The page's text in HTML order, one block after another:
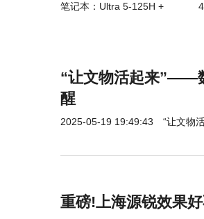
笔记本：Ultra 5-125H +
“让文物活起来”——
醒
2025-05-19 19:49:43 “让文物
重磅!上海源锐效果